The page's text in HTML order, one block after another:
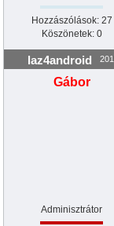
Hozzászólások: 27
Köszönetek: 0
laz4android
Gábor
Adminisztrátor